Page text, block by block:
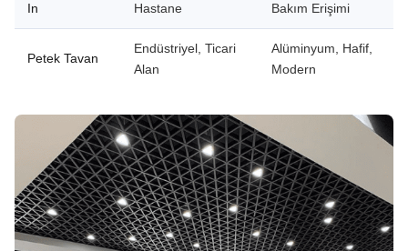
In
Hastane
Bakım Erişimi
Petek Tavan
Endüstriyel, Ticari
Alan
Alüminyum, Hafif,
Modern